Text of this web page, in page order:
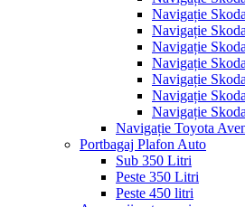
Navigație
Navigație
Navigație
Navigație
Navigație
Navigație
Navigație
Navigație Toyota
Portbagaj Plafon Auto
Sub 350 Litri
Peste 350 Litri
Peste 450 litri